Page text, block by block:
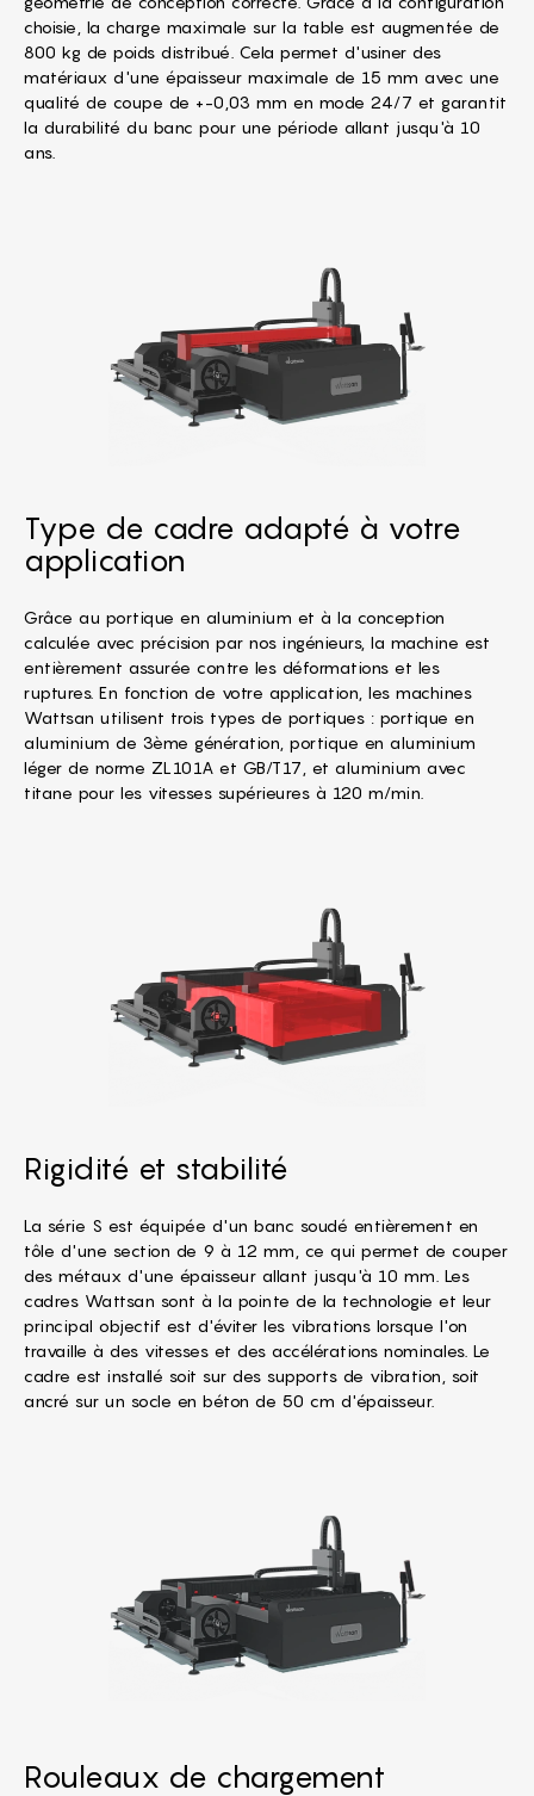
choisie, la charge maximale sur la table est augmentée de
800 kg de poids distribué. Cela permet d'usiner des
matériaux d'une épaisseur maximale de 15 mm avec une
qualité de coupe de +-0,03 mm en mode 24/7 et garantit
la durabilité du banc pour une période allant jusqu'à 10
ans.
Type de cadre adapté à votre
application
Grâce au portique en aluminium et à la conception
calculée avec précision par nos ingénieurs, la machine est
entièrement assurée contre les déformations et les
ruptures. En fonction de votre application, les machines
Wattsan utilisent trois types de portiques : portique en
aluminium de 3ème génération, portique en aluminium
léger de norme ZL101A et GB/T17, et aluminium avec
titane pour les vitesses supérieures à 120 m/min.
Rigidité et stabilité
La série S est équipée d'un banc soudé entièrement en
tôle d'une section de 9 à 12 mm, ce qui permet de couper
des métaux d'une épaisseur allant jusqu'à 10 mm. Les
cadres Wattsan sont à la pointe de la technologie et leur
principal objectif est d'éviter les vibrations lorsque l'on
travaille à des vitesses et des accélérations nominales. Le
cadre est installé soit sur des supports de vibration, soit
ancré sur un socle en béton de 50 cm d'épaisseur.
Rouleaux de chargement